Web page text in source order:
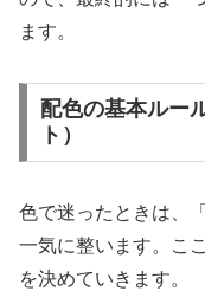
ます。
配色の基本ルー
ト）
色で迷ったときは、
一気に整います。こ
を決めていきます。